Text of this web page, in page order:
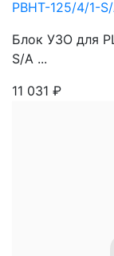
PBHT-125/4/1-
Блок УЗО для
S/A ...
11 031 ₽